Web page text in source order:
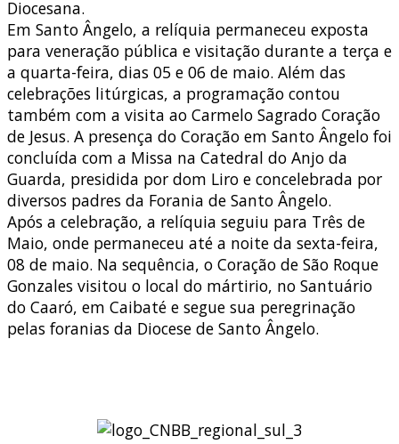
Diocesana.
Em Santo Ângelo, a relíquia permaneceu exposta
para veneração pública e visitação durante a terça e
a quarta-feira, dias 05 e 06 de maio. Além das
celebrações litúrgicas, a programação contou
também com a visita ao Carmelo Sagrado Coração
de Jesus. A presença do Coração em Santo Ângelo foi
concluída com a Missa na Catedral do Anjo da
Guarda, presidida por dom Liro e concelebrada por
diversos padres da Forania de Santo Ângelo.
Após a celebração, a relíquia seguiu para Três de
Maio, onde permaneceu até a noite da sexta-feira,
08 de maio. Na sequência, o Coração de São Roque
Gonzales visitou o local do mártirio, no Santuário
do Caaró, em Caibaté e segue sua peregrinação
pelas foranias da Diocese de Santo Ângelo.